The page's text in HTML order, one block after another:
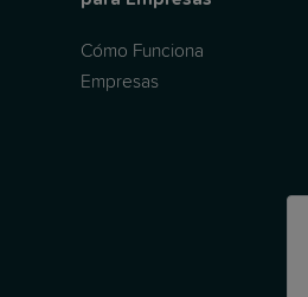
Cómo Funciona
Empresas